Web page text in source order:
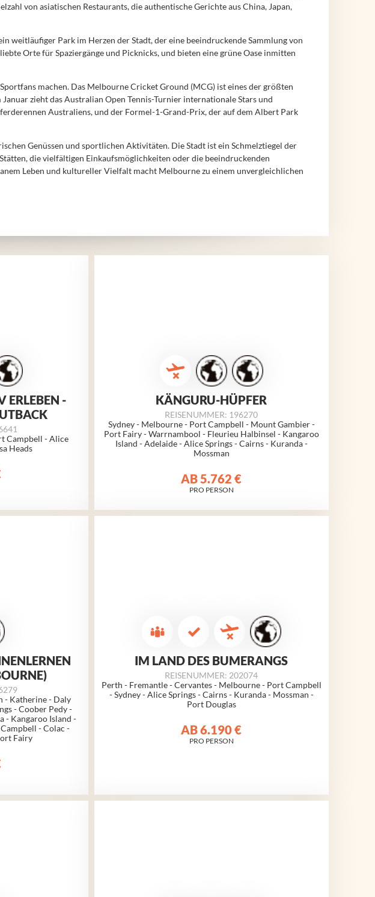
von asiatischen Restaurants, die authentische Gerichte aus China, Japan,
weitläufiger Park im Herzen der Stadt, der eine beeindruckende Sammlung von
Orte für Spaziergänge und Picknicks, und bieten eine grüne Oase inmitten
machen. Das Melbourne Cricket Ground (MCG) ist eines der größten
zieht das Australian Open Tennis-Turnier internationale Stars und
Australiens, und der Formel-1-Grand-Prix, der auf dem Albert Park
Genüssen und sportlichen Aktivitäten. Die Stadt ist ein Schmelztiegel der
die vielfältigen Einkaufsmöglichkeiten oder die beeindruckenden
Leben und kultureller Vielfalt macht Melbourne zu einem unvergleichlichen
ERLEBEN -
Campbell - Alice
Heads
KÄNGURU-HÜPFER
REISENUMMER: 196270
Sydney - Melbourne- Port Campbell - Mount Gambier -
Port Fairy - Warrnambool - Fleurieu Halbinsel - Kangaroo
Island - Adelaide - Alice Springs - Cairns - Kuranda -
Mossman
AB5.762 €
PRO PERSON
- Katherine - Daly
- Coober Pedy -
- Kangaroo Island -
- Colac -
Fairy
IM LAND DES BUMERANGS
REISENUMMER: 202074
Perth - Fremantle - Cervantes - Melbourne- Port Campbell
- Sydney - Alice Springs - Cairns - Kuranda - Mossman -
Port Douglas
AB6.190 €
PRO PERSON